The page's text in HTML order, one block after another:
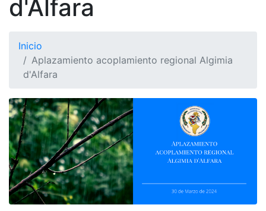
d'Alfara
Inicio
Aplazamiento acoplamiento regional Algimia
d'Alfara